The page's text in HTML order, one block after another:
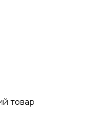
товар